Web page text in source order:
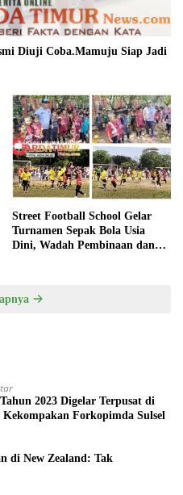
Diuji Coba.Mamuju Siap Jadi
Street Football School Gelar
Turnamen Sepak Bola Usia
Dini, Wadah Pembinaan dan
2023 Digelar Terpusat di
Kekompakan Forkopimda Sulsel
di New Zealand: Tak